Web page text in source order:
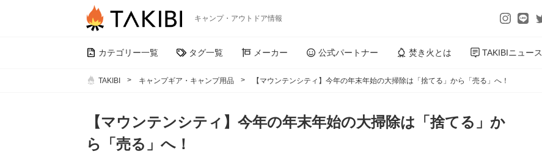
キャンプ・アウトドア情報
カテゴリー一覧 タグ一覧 メーカー 公式パートナー 焚き火とは TAKIBIニュース
TAKIBI キャンプギア・キャンプ用品 【マウンテンシティ】今年の年末年始の大掃除は「捨てる」から「売る」へ！
【マウンテンシティ】今年の年末年始の大掃除は「捨てる」か
ら「売る」へ！